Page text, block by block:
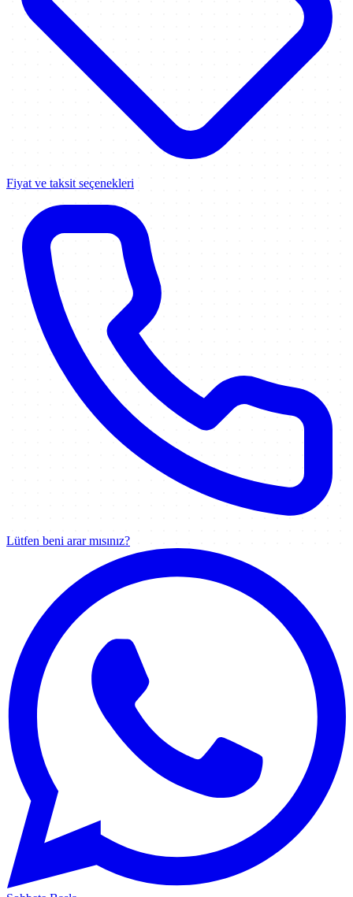
Fiyat ve taksit seçenekleri
Lütfen beni arar mısınız?